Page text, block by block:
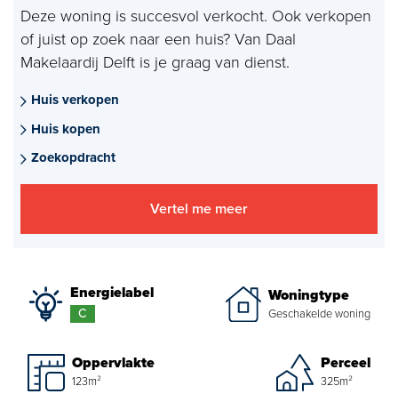
Taxaties
Verhuren
Aankoopmakelaar nieuwbouw
Hypotheekadvies
Projectadvies
Ons Team
Over Van Daal
Klantbeoordelingen
Deze woning is succesvol verkocht. Ook verkopen
of juist op zoek naar een huis? Van Daal
Makelaardij Delft is je graag van dienst.
Huis verkopen
Huis kopen
Zoekopdracht
Vertel me meer
Energielabel
C
Woningtype
Geschakelde woning
Oppervlakte
123m²
Perceel
325m²